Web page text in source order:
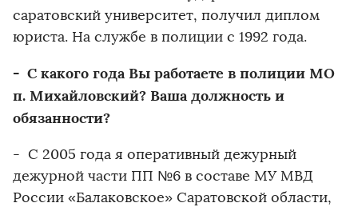
саратовский университет, получил диплом
юриста. На службе в полиции с 1992 года.
- С какого года Вы работаете в полиции МО
п. Михайловский? Ваша должность и
обязанности?
- С 2005 года я оперативный дежурный
дежурной части ПП №6 в составе МУ МВД
России «Балаковское» Саратовской области,